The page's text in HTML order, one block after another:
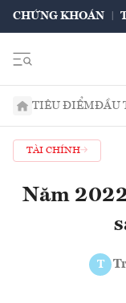
CHỨNG KHOÁN
TIÊU ĐIỂMĐẦU
TÀI CHÍNH
Năm
T